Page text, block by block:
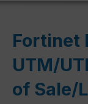
Fortinet
UTM/
of Sale/